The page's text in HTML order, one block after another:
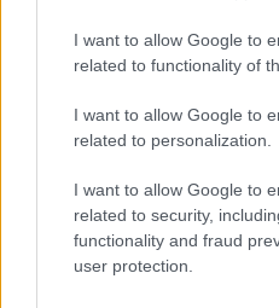
I want to allow Google to
related to functionality of
I want to allow Google to
related to personalization.
I want to allow Google to
related to security,
functionality and fraud
user protection.
Ezért szavaztam
Trumpra
Hácsé77•2016. november 19.